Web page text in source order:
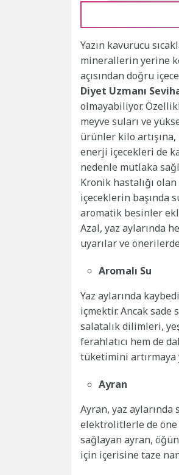
Yazın kavurucu
minerallerin yerine
açısından doğru
Diyet Uzmanı
olmayabiliyor.
meyve suları ve
ürünler kilo
enerji içecekleri de
nedenle mutlaka
Kronik hastalığı
içeceklerin başında
aromatik besinler
Azal, yaz aylarında
uyarılar ve
Aromalı Su
Yaz aylarında
içmektir. Ancak
salatalık dilimleri,
ferahlatıcı hem de
tüketimini artırmaya
Ayran
Ayran, yaz aylarında
elektrolitlerle de öne
sağlayan ayran,
için içerisine taze